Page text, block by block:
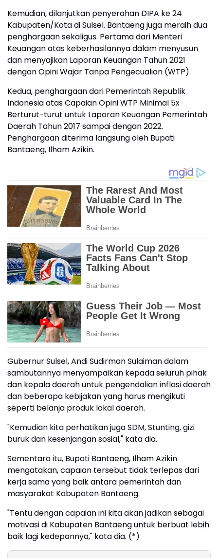
Kemudian, dilanjutkan penyerahan DIPA ke 24
Kabupaten/Kota di Sulsel. Bantaeng juga meraih dua
penghargaan sekaligus. Pertama dari Menteri
Keuangan atas keberhasilannya dalam menyusun
dan menyajikan Laporan Keuangan Tahun 2021
dengan Opini Wajar Tanpa Pengecualian (WTP).
Kedua, penghargaan dari Pemerintah Republik
Indonesia atas Capaian Opini WTP Minimal 5x
Berturut-turut untuk Laporan Keuangan Pemerintah
Daerah Tahun 2017 sampai dengan 2022.
Penghargaan diterima langsung oleh Bupati
Bantaeng, Ilham Azikin.
Gubernur Sulsel, Andi Sudirman Sulaiman dalam
sambutannya menyampaikan kepada seluruh pihak
dan kepala daerah untuk pengendalian inflasi daerah
dan beberapa kebijakan yang harus mengikuti
seperti belanja produk lokal daerah.
"Kemudian kita perhatikan juga SDM, Stunting, gizi
buruk dan kesenjangan sosial," kata dia.
Sementara itu, Bupati Bantaeng, Ilham Azikin
mengatakan, capaian tersebut tidak terlepas dari
kerja sama yang baik antara pemerintah dan
masyarakat Kabupaten Bantaeng.
"Tentu dengan capaian ini kita akan jadikan sebagai
motivasi di Kabupaten Bantaeng untuk berbuat lebih
baik lagi kedepannya," kata dia. (*)